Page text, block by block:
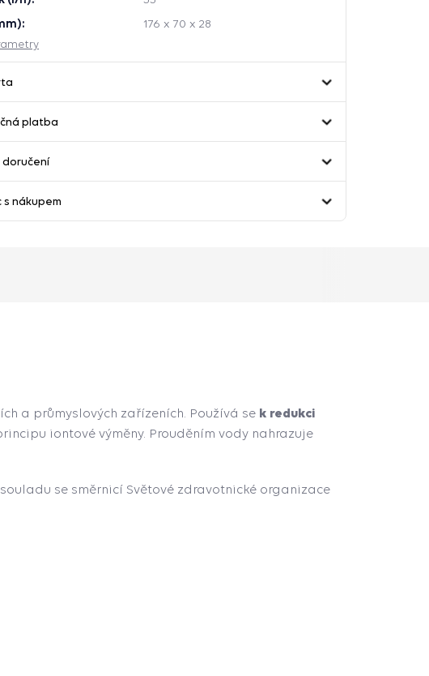
176 x 70 x 28
platba
doručení
s nákupem
a průmyslových zařízeních. Používá se k redukci
iontové výměny. Prouděním vody nahrazuje
se směrnicí Světové zdravotnické organizace